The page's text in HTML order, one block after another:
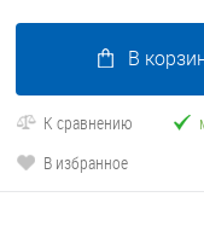
В
К сравнению
В избранное